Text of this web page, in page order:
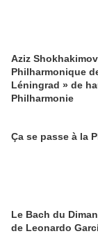
Aziz
Philharmonique
Léningrad » de
Philharmonie
Ça se passe à la
Le Bach du
de Leonardo